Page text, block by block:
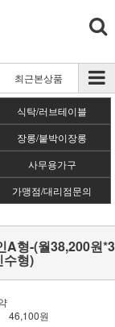
최근본상품
식탁/러브테이블
장롱/붙박이장롱
사무용가구
가맹점/대리점문의
A형-(월38,200원*3
형)
46,100원